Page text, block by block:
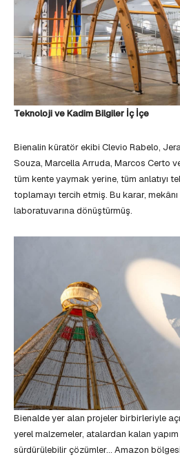
Teknoloji ve Kadim Bilgiler İç İçe
Bienalin küratör ekibi Clevio Rabelo,
Souza, Marcella Arruda, Marcos Certo
tüm kente yaymak yerine, tüm anlatıyı
toplamayı tercih etmiş. Bu karar,
laboratuvarına dönüştürmüş.
Bienalde yer alan projeler birbirleriyle
yerel malzemeler, atalardan kalan
sürdürülebilir çözümler… Amazon